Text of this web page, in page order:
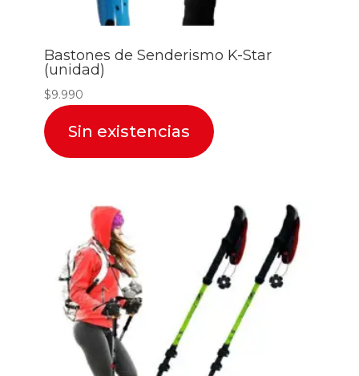
Bastones de Senderismo K-Star
(unidad)
$9.990
Sin existencias